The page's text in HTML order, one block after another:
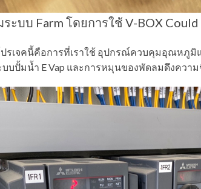
ะบบ Farm โดยการใช้ V-BOX
ปรเจคนี้คือการที่เราใช้ อุปกรณ์ควบคุมอุณหภู
บบปั้มน้ำ E Vap และการหมุนของพัดลมดึงคว